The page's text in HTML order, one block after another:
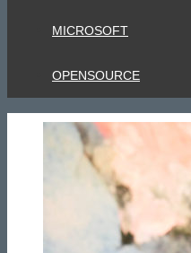
MICROSOFT
OPENSOURCE